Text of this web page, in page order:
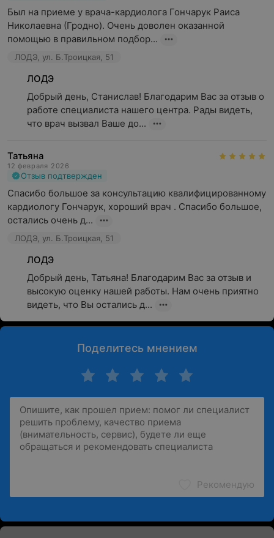
Был на приеме у врача-кардиолога Гончарук Раиса
Николаевна (Гродно). Очень доволен оказанной
помощью в правильном подбор...
ЛОДЭ, ул. Б.Троицкая, 51
ЛОДЭ
Добрый день, Станислав! Благодарим Вас за отзыв о
работе специалиста нашего центра. Рады видеть,
что врач вызвал Ваше до...
Татьяна
12 февраля 2026
Отзыв подтвержден
Спасибо большое за консультацию квалифицированному
кардиологу Гончарук, хороший врач . Спасибо большое,
остались очень д...
ЛОДЭ, ул. Б.Троицкая, 51
ЛОДЭ
Добрый день, Татьяна! Благодарим Вас за отзыв и
высокую оценку нашей работы. Нам очень приятно
видеть, что Вы остались д...
Поделитесь мнением
Рекомендую